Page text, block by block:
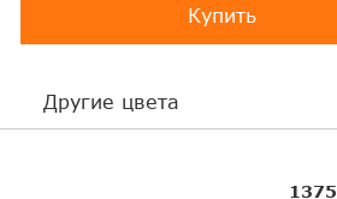
Купить
Другие цвета
1375